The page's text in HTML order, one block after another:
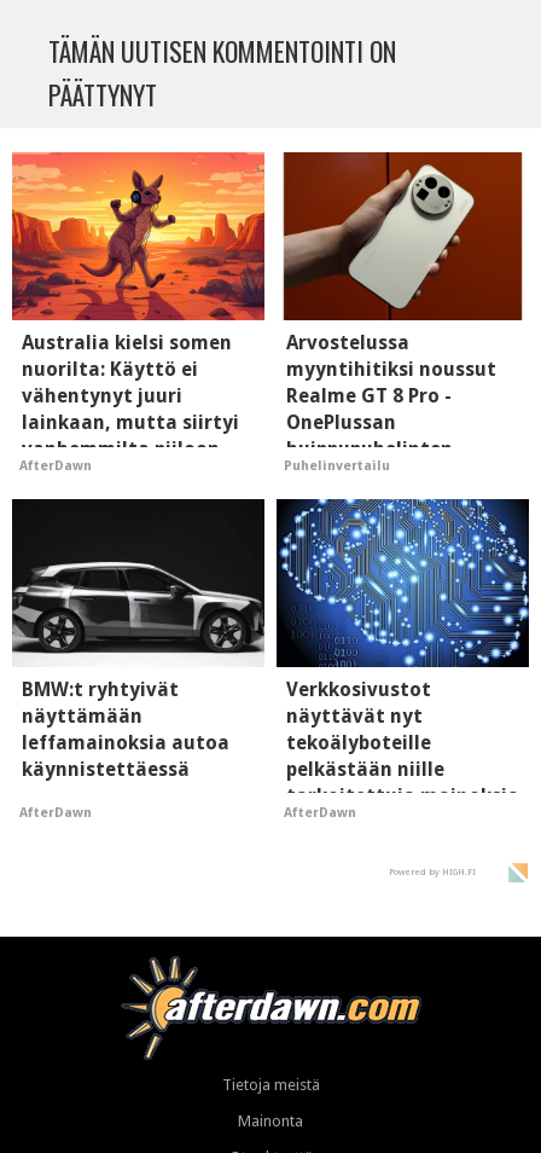
TÄMÄN UUTISEN KOMMENTOINTI ON
PÄÄTTYNYT
Australia kielsi somen
nuorilta: Käyttö ei
vähentynyt juuri
lainkaan, mutta siirtyi
vanhemmilta piiloon
AfterDawn
Arvostelussa
myyntihitiksi noussut
Realme GT 8 Pro -
OnePlussan
huippupuhelinten
"perillinen"
Puhelinvertailu
BMW:t ryhtyivät
näyttämään
leffamainoksia autoa
käynnistettäessä
AfterDawn
Verkkosivustot
näyttävät nyt
tekoälyboteille
pelkästään niille
tarkoitettuja mainoksia
- vaikuttaa tekoälyn
AfterDawn
Powered by HIGH.FI
Tietoja meistä
Mainonta